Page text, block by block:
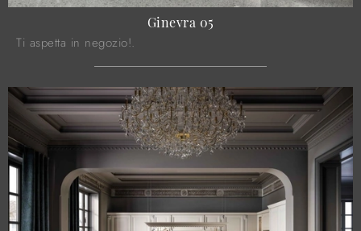
Ginevra 05
Ti aspetta in negozio!.